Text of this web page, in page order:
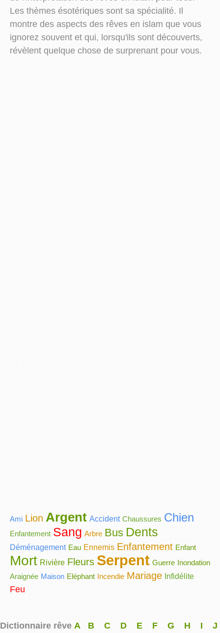
Les thèmes ésotériques sont sa spécialité. Il
montre des aspects des rêves en islam que vous
ignorez souvent et qui, lorsqu'ils sont découverts,
révèlent quelque chose de surprenant pour vous.
Ami Lion Argent Accident Chaussures Chien
Enfantement Sang Arbre Bus Dents
Déménagement Eau Ennemis Enfantement Enfant
Mort Rivière Fleurs Serpent Guerre Inondation
Araignée Maison Eléphant Incendie Mariage Infidélite
Feu
Dictionnaire rêve A B C D E F G H I
J